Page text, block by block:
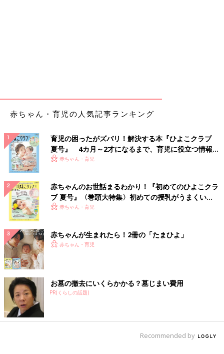
赤ちゃん・育児の人気記事ランキング
育児の困ったがズバリ！解決する本『ひよこクラブ
夏号』 4カ月～2才になるまで、育児に役立つ情報が
いっぱい！
赤ちゃん・育児
赤ちゃんのお世話まるわかり！『初めてのひよこクラ
ブ 夏号』〈巻頭大特集〉初めての授乳がうまくい
く！ おっぱい・ミルクの基本と夏のトラブル 解決テ
赤ちゃん・育児
赤ちゃんが生まれたら！2冊の「たまひよ」
赤ちゃん・育児
お墓の撤去にいくらかかる？墓じまい費用
PR(くらしの話題)
Recommended by